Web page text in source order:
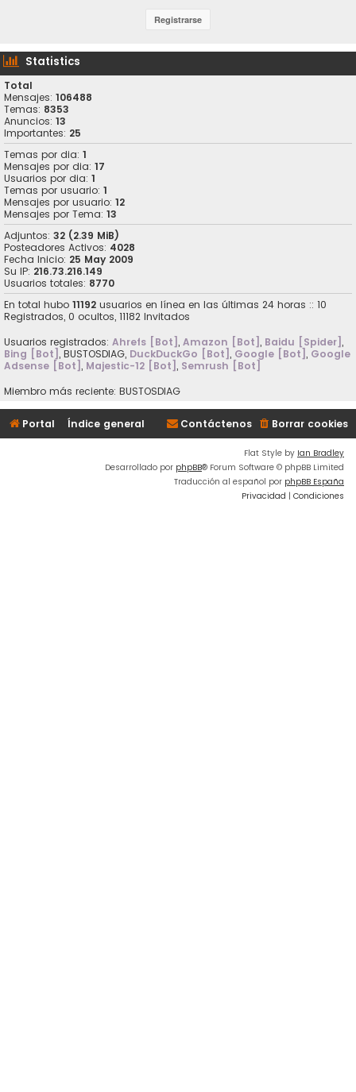
Statistics
Total
Mensajes: 106488
Temas: 8353
Anuncios: 13
Importantes: 25
Temas por dia: 1
Mensajes por dia: 17
Usuarios por dia: 1
Temas por usuario: 1
Mensajes por usuario: 12
Mensajes por Tema: 13
Adjuntos: 32 (2.39 MiB)
Posteadores Activos: 4028
Fecha Inicio: 25 May 2009
Su IP: 216.73.216.149
Usuarios totales: 8770
En total hubo 11192 usuarios en línea en las últimas 24 horas :: 10
Registrados, 0 ocultos, 11182 Invitados
Usuarios registrados: Ahrefs [Bot], Amazon [Bot], Baidu [Spider],
Bing [Bot], BUSTOSDIAG, DuckDuckGo [Bot], Google [Bot], Google
Adsense [Bot], Majestic-12 [Bot], Semrush [Bot]
Miembro más reciente: BUSTOSDIAG
Portal Índice general Borrar cookies
Contáctenos
Flat Style by Ian Bradley
Desarrollado por phpBB® Forum Software © phpBB Limited
Traducción al español por phpBB España
Privacidad | Condiciones